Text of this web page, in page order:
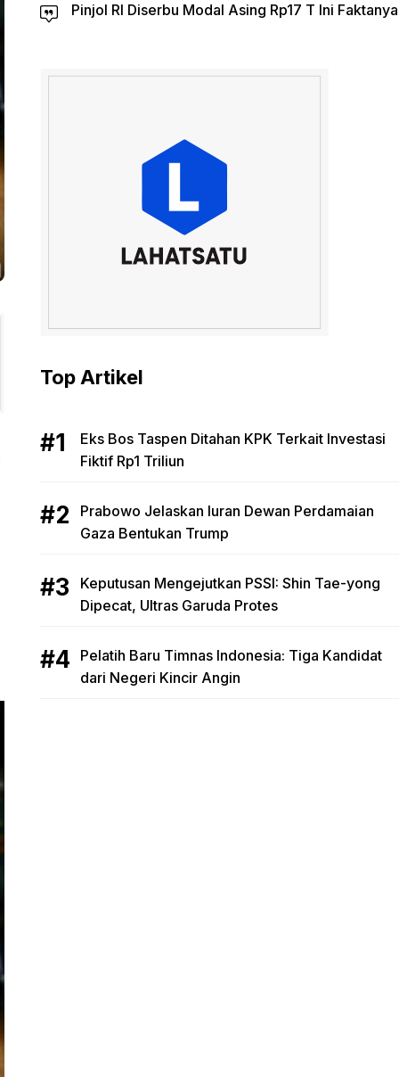
Pinjol RI Diserbu Modal Asing Rp17 T Ini Faktanya
Top Artikel
Eks Bos Taspen Ditahan KPK Terkait Investasi
Fiktif Rp1 Triliun
Prabowo Jelaskan Iuran Dewan Perdamaian
Gaza Bentukan Trump
Keputusan Mengejutkan PSSI: Shin Tae-yong
Dipecat, Ultras Garuda Protes
Pelatih Baru Timnas Indonesia: Tiga Kandidat
dari Negeri Kincir Angin